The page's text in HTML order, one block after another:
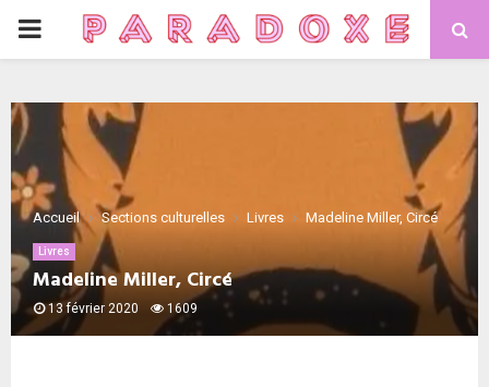
PRIMARY
Accueil Sections culturelles Livres Madeline Miller, Circé
Livres
Madeline Miller, Circé
13 février 2020 1609